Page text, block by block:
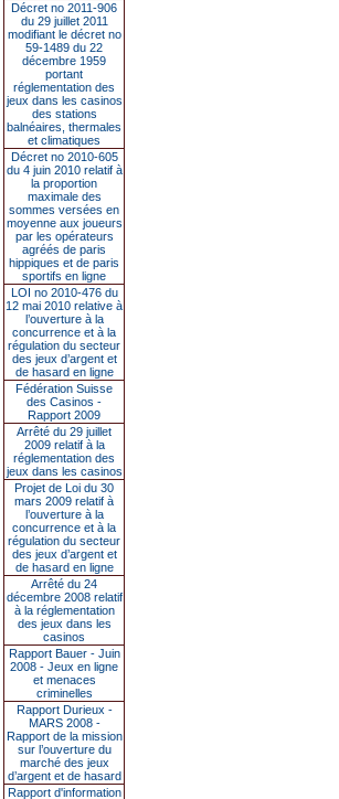
Décret no 2011-906
du 29 juillet 2011
modifiant le décret no
59-1489 du 22
décembre 1959
portant
réglementation des
jeux dans les casinos
des stations
balnéaires, thermales
et climatiques
Décret no 2010-605
du 4 juin 2010 relatif à
la proportion
maximale des
sommes versées en
moyenne aux joueurs
par les opérateurs
agréés de paris
hippiques et de paris
sportifs en ligne
LOI no 2010-476 du
12 mai 2010 relative à
l’ouverture à la
concurrence et à la
régulation du secteur
des jeux d’argent et
de hasard en ligne
Fédération Suisse
des Casinos -
Rapport 2009
Arrêté du 29 juillet
2009 relatif à la
réglementation des
jeux dans les casinos
Projet de Loi du 30
mars 2009 relatif à
l’ouverture à la
concurrence et à la
régulation du secteur
des jeux d’argent et
de hasard en ligne
Arrêté du 24
décembre 2008 relatif
à la réglementation
des jeux dans les
casinos
Rapport Bauer - Juin
2008 - Jeux en ligne
et menaces
criminelles
Rapport Durieux -
MARS 2008 -
Rapport de la mission
sur l’ouverture du
marché des jeux
d’argent et de hasard
Rapport d'information